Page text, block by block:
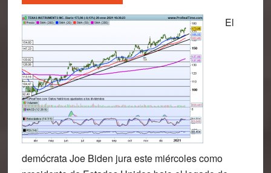
El
demócrata Joe Biden jura este miércoles como